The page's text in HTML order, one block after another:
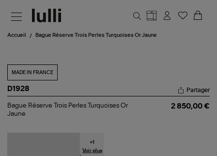
Accueil Bague Réserve Trois Perles Turquoises Or Jaune
MADE IN FRANCE
D1928
Bague
Réserve
Partager
Bague Réserve Trois Perles Turquoises Or
Jaune
2 850,00 €
+1
Voir plus